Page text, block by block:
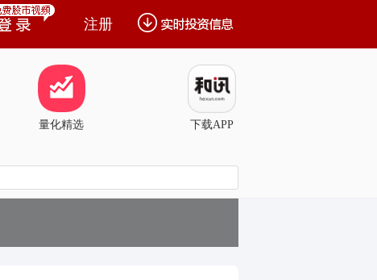
注册
量化精选 下载APP